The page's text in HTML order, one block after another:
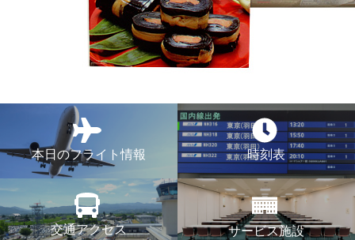
本日のフライト情報 時刻表
交通アクセス サービス施設